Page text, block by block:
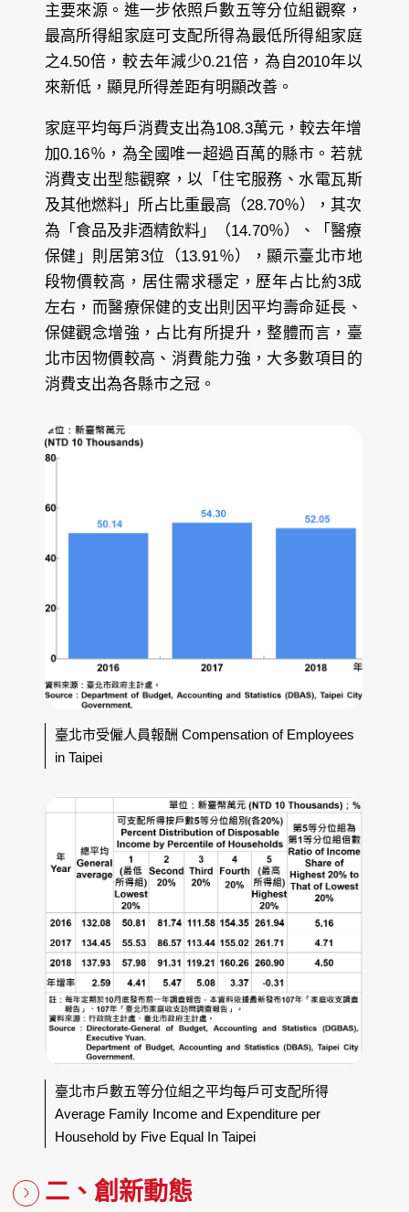
主要來源。進一步依照戶數五等分位組觀察，
最高所得組家庭可支配所得為最低所得組家庭
之4.50倍，較去年減少0.21倍，為自2010年以
來新低，顯見所得差距有明顯改善。
家庭平均每戶消費支出為108.3萬元，較去年增
加0.16％，為全國唯一超過百萬的縣市。若就
消費支出型態觀察，以「住宅服務、水電瓦斯
及其他燃料」所占比重最高（28.70％），其次
為「食品及非酒精飲料」（14.70％）、「醫療
保健」則居第3位（13.91％），顯示臺北市地
段物價較高，居住需求穩定，歷年占比約3成
左右，而醫療保健的支出則因平均壽命延長、
保健觀念增強，占比有所提升，整體而言，臺
北市因物價較高、消費能力強，大多數項目的
消費支出為各縣市之冠。
臺北市受僱人員報酬 Compensation of Employees
in Taipei
臺北市戶數五等分位組之平均每戶可支配所得
Average Family Income and Expenditure per
Household by Five Equal In Taipei
二、創新動態